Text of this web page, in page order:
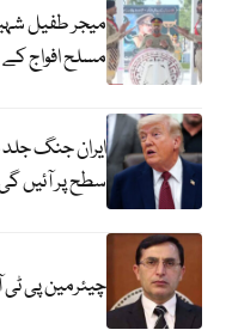
مسلح افواج
ایران جنگ
سطح پر آئیں
چیئرمین پی ٹی